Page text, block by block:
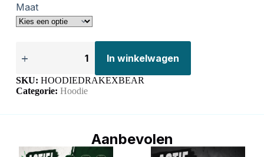
Maat
In winkelwagen
SKU: HOODIEDRAKEXBEAR
Categorie: Hoodie
Aanbevolen